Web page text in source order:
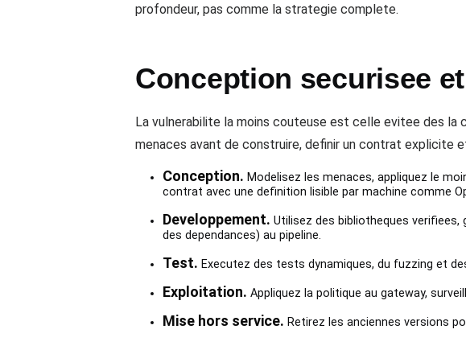
profondeur, pas comme la strategie complete.
Conception securisee
La vulnerabilite la moins couteuse est celle evitee des
menaces avant de construire, definir un contrat explicite
Conception. Modelisez les menaces, appliquez le
contrat avec une definition lisible par machine comme
Developpement. Utilisez des bibliotheques
des dependances) au pipeline.
Test. Executez des tests dynamiques, du fuzzing et
Exploitation. Appliquez la politique au gateway,
Mise hors service. Retirez les anciennes versions